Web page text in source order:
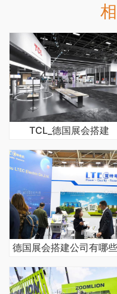
TCL_德国展会搭建